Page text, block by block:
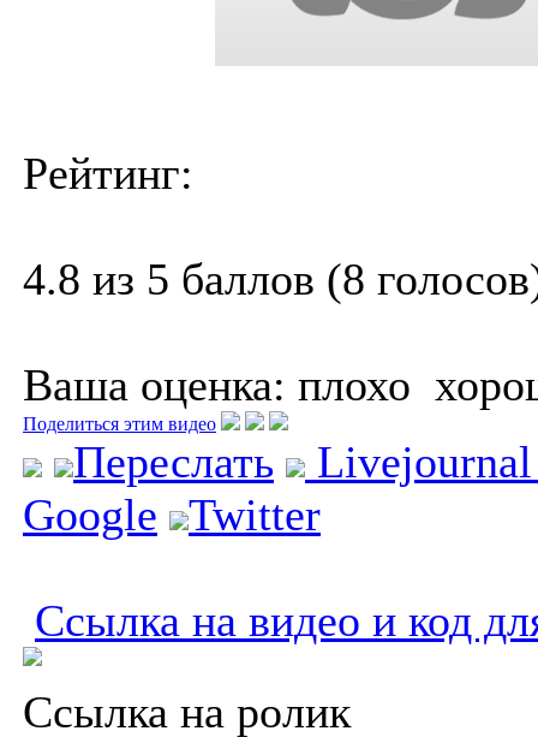
Рейтинг:
4.8 из 5 баллов (8
Ваша оценка: плохо
Поделиться этим видео
Переслать
Google
Twitter
Ссылка на видео и код
Ссылка на ролик